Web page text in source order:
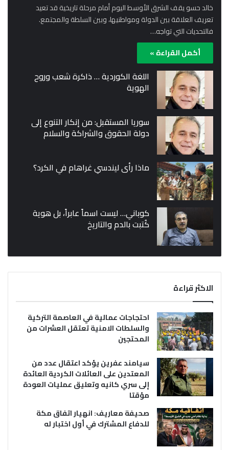
خالد حسو يقف الشرق الأوسط اليوم أمام مرحلة تاريخية قد تعيد
تعريف العلاقة بين الدولة ومواطنيها، وبين السلطة والمجتمع.
فالتحديات التي تواجه…
أكمل القراءة »
اللغة الكوردية … ذاكرة شعب وروح
الهوية
سوريا المستقبل: من إنكار التنوع إلى
دولة الحقوق والشراكة والسلام
ماذا رأى ليندسي غراهام في الكرد؟
كوباني… ليست اسماً عابراً، بل هوية
كُتبت بالدم والتاريخ
الاكثر قراءة
احتجاجات عمالية في العاصمة التركية
والسلطات الامنية تعتقل العشرات من
المحتجين
سيامند عفرين يؤكد اعتقال عدد من
المعتدين على العائلات الكردية العائدة
إلى سري كانيه وتعليق عمليات العودة
مؤقتا
صحيفة معاريف: انهيار اتفاق مكة
للدفاع المشترك في أول اختبار له